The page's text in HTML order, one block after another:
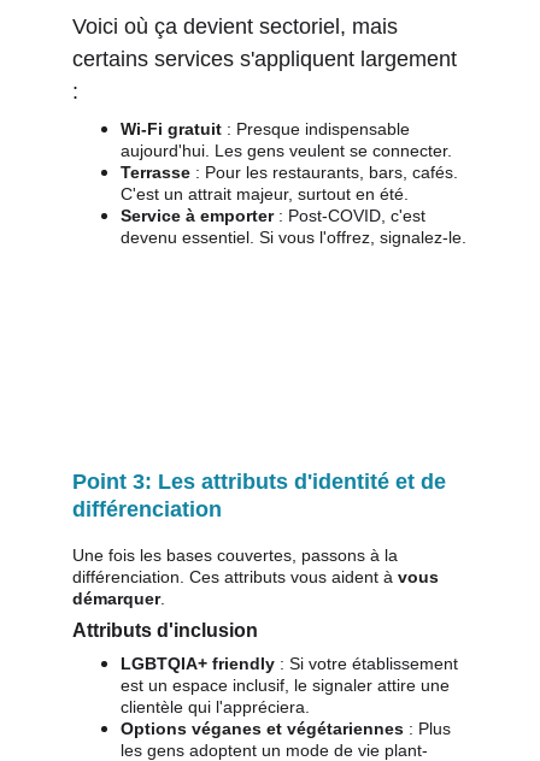
Voici où ça devient sectoriel, mais
certains services s'appliquent largement
:
Wi-Fi gratuit : Presque indispensable
aujourd'hui. Les gens veulent se connecter.
Terrasse : Pour les restaurants, bars, cafés.
C'est un attrait majeur, surtout en été.
Service à emporter : Post-COVID, c'est
devenu essentiel. Si vous l'offrez, signalez-le.
Point 3: Les attributs d'identité et de
différenciation
Une fois les bases couvertes, passons à la
différenciation. Ces attributs vous aident à vous
démarquer.
Attributs d'inclusion
LGBTQIA+ friendly : Si votre établissement
est un espace inclusif, le signaler attire une
clientèle qui l'appréciera.
Options véganes et végétariennes : Plus
les gens adoptent un mode de vie plant-